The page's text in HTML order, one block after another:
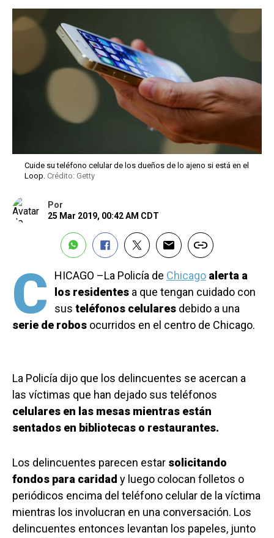
Cuide su teléfono celular de los dueños de lo ajeno si está en el
Loop. Crédito: Getty
Por
25 Mar 2019, 00:42 AM CDT
C HICAGO –La Policía de Chicago alerta a
los residentes a que tengan cuidado con
sus teléfonos celulares debido a una
serie de robos ocurridos en el centro de Chicago.
La Policía dijo que los delincuentes se acercan a
las víctimas que han dejado sus teléfonos
celulares en las mesas mientras están
sentados en bibliotecas o restaurantes.
Los delincuentes parecen estar solicitando
fondos para caridad y luego colocan folletos o
periódicos encima del teléfono celular de la víctima
mientras los involucran en una conversación. Los
delincuentes entonces levantan los papeles, junto